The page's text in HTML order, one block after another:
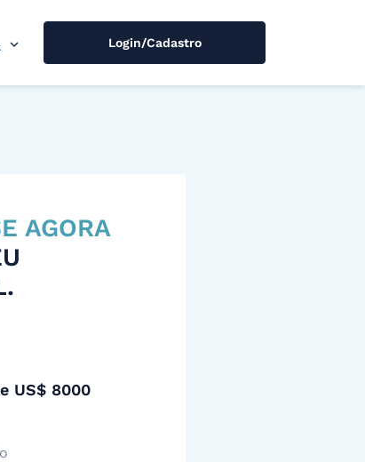
expand_more Login/Cadastro
AGORA
US$ 8000